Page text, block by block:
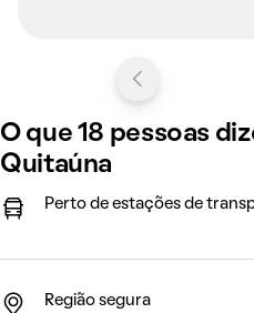
O que 18 pessoas
Quitaúna
Perto de estações de
Região segura